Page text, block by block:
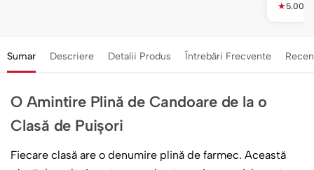
★5.00
Sumar Descriere Detalii Produs Întrebări Frecvente
O Amintire Plină de Candoare de la o
Clasă de Puișori
Fiecare clasă are o denumire plină de farmec. Această